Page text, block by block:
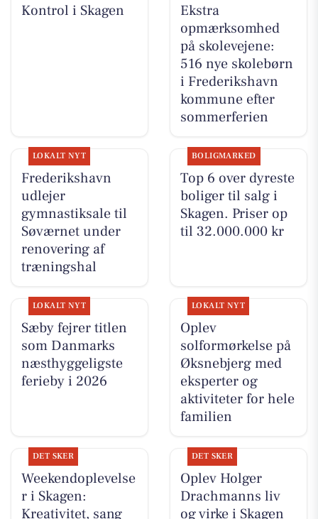
Kontrol i Skagen
Ekstra
opmærksomhed
på skolevejene:
516 nye skolebørn
i Frederikshavn
kommune efter
sommerferien
LOKALT NYT
Frederikshavn
udlejer
gymnastiksale til
Søværnet under
renovering af
træningshal
BOLIGMARKED
Top 6 over dyreste
boliger til salg i
Skagen. Priser op
til 32.000.000 kr
LOKALT NYT
Sæby fejrer titlen
som Danmarks
næsthyggeligste
ferieby i 2026
LOKALT NYT
Oplev
solformørkelse på
Øksnebjerg med
eksperter og
aktiviteter for hele
familien
DET SKER
Weekendoplevelse
r i Skagen:
Kreativitet, sang
DET SKER
Oplev Holger
Drachmanns liv
og virke i Skagen